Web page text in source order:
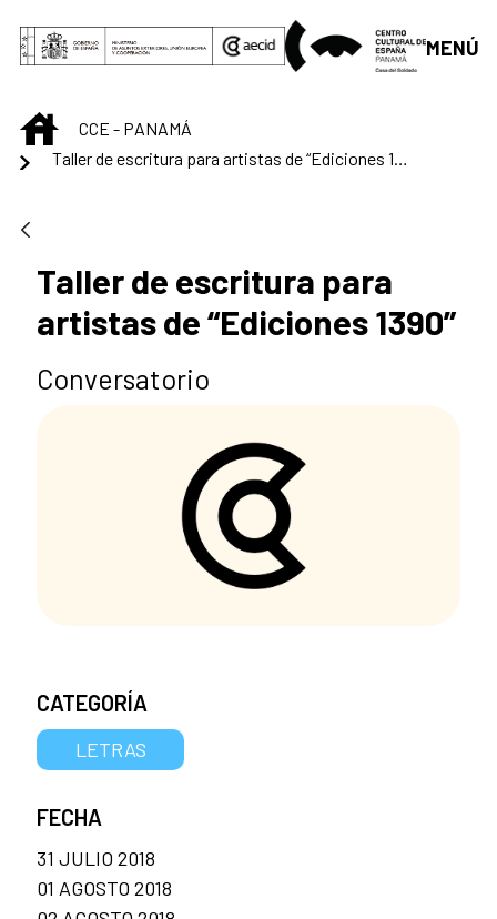
Saltar al contenido principal
MENÚ
INICIOCCE - PANAMÁ
Taller de escritura para
artistas de “Ediciones 1390”
Conversatorio
CATEGORÍA
LETRAS
FECHA
31 JULIO 2018
01 AGOSTO 2018